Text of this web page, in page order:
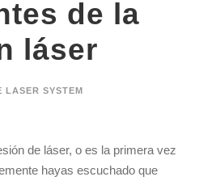
de la
láser
LASER SYSTEM
de láser, o es la primera vez
hayas escuchado que